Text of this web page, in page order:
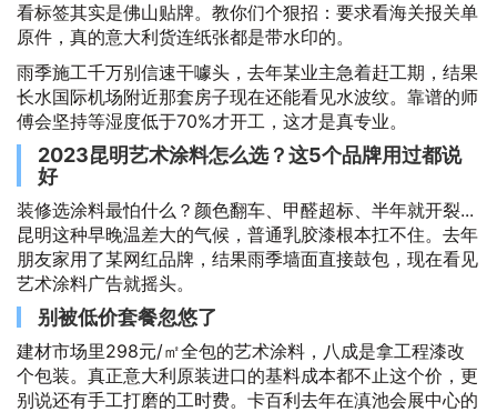
看标签其实是佛山贴牌。教你们个狠招：要求看海关报关单
原件，真的意大利货连纸张都是带水印的。
雨季施工千万别信速干噱头，去年某业主急着赶工期，结果
长水国际机场附近那套房子现在还能看见水波纹。靠谱的师
傅会坚持等湿度低于70%才开工，这才是真专业。
2023昆明艺术涂料怎么选？这5个品牌用过都说
好
装修选涂料最怕什么？颜色翻车、甲醛超标、半年就开裂...
昆明这种早晚温差大的气候，普通乳胶漆根本扛不住。去年
朋友家用了某网红品牌，结果雨季墙面直接鼓包，现在看见
艺术涂料广告就摇头。
别被低价套餐忽悠了
建材市场里298元/㎡全包的艺术涂料，八成是拿工程漆改
个包装。真正意大利原装进口的基料成本都不止这个价，更
别说还有手工打磨的工时费。卡百利去年在滇池会展中心的